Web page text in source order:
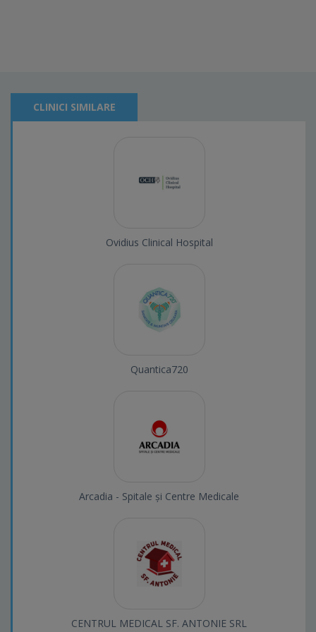
CLINICI SIMILARE
Ovidius Clinical Hospital
Quantica720
Arcadia - Spitale și Centre Medicale
CENTRUL MEDICAL SF. ANTONIE SRL